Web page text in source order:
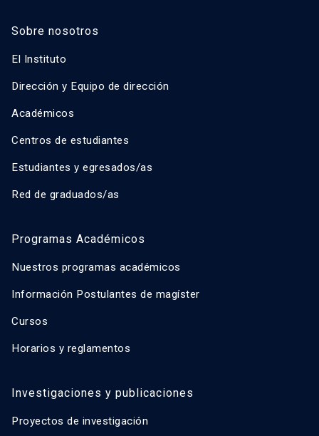
Sobre nosotros
El Instituto
Dirección y Equipo de dirección
Académicos
Centros de estudiantes
Estudiantes y egresados/as
Red de graduados/as
Programas Académicos
Nuestros programas académicos
Información Postulantes de magíster
Cursos
Horarios y reglamentos
Investigaciones y publicaciones
Proyectos de investigación